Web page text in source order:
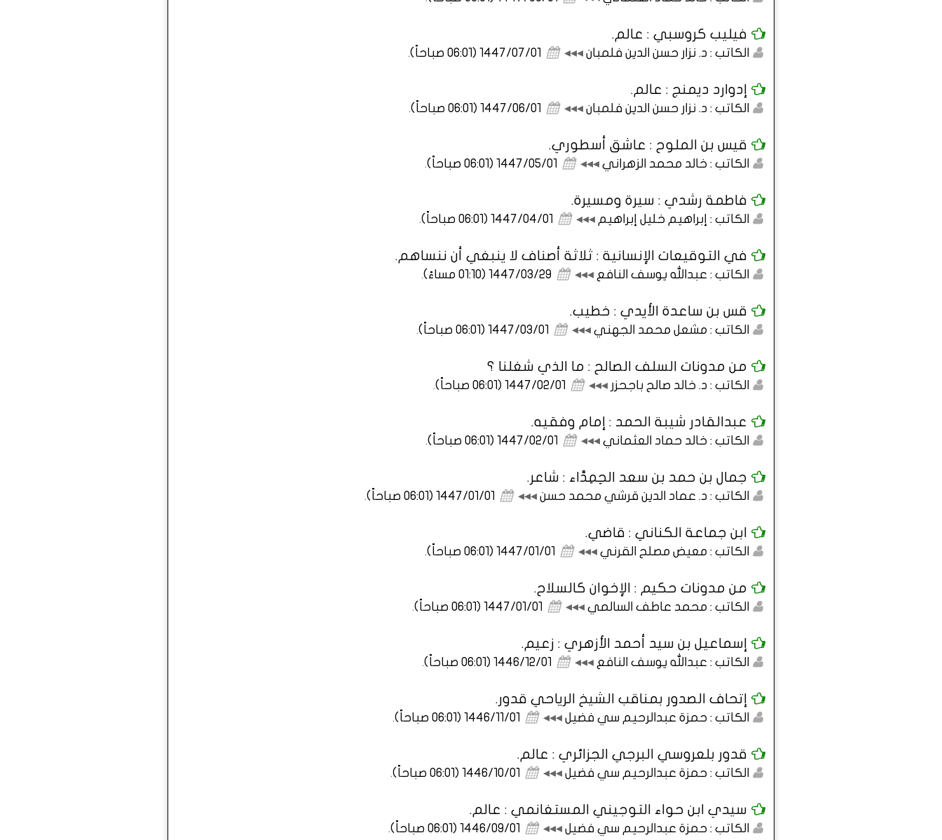
فيليب كروسبي : عالم.
الكاتب : د. نزار حسن الدين فلمبان ◂◂◂ 1447/07/01 (06:01 صباحاً) .
إدوارد ديمنج : عالم.
الكاتب : د. نزار حسن الدين فلمبان ◂◂◂ 1447/06/01 (06:01 صباحاً) .
قيس بن الملوح : عاشق أسطوري.
الكاتب : خالد محمد الزهراني ◂◂◂ 1447/05/01 (06:01 صباحاً) .
فاطمة رشدي : سيرة ومسيرة.
الكاتب : إبراهيم خليل إبراهيم ◂◂◂ 1447/04/01 (06:01 صباحاً) .
في التوقيعات الإنسانية : ثلاثة أصناف لا ينبغي أن ننساهم.
الكاتب : عبدالله يوسف النافع ◂◂◂ 1447/03/29 (01:10 مساءً) .
قس بن ساعدة الأيدي : خطيب.
الكاتب : مشعل محمد الجهني ◂◂◂ 1447/03/01 (06:01 صباحاً) .
من مدونات السلف الصالح : ما الذي شغلنا ؟
الكاتب : د. خالد صالح باجحزر ◂◂◂ 1447/02/01 (06:01 صباحاً) .
عبدالقادر شيبة الحمد : إمام وفقيه.
الكاتب : خالد حماد العثماني ◂◂◂ 1447/02/01 (06:01 صباحاً) .
جمال بن حمد بن سعد الحِمِدَّاء : شاعر.
الكاتب : د. عماد الدين قرشي محمد حسن ◂◂◂ 1447/01/01 (06:01 صباحاً) .
ابن جماعة الكناني : قاضي.
الكاتب : معيض مصلح القرني ◂◂◂ 1447/01/01 (06:01 صباحاً) .
من مدونات حكيم : الإخوان كالسلاح.
الكاتب : محمد عاطف السالمي ◂◂◂ 1447/01/01 (06:01 صباحاً) .
إسماعيل بن سيد أحمد الأزهري : زعيم.
الكاتب : عبدالله يوسف النافع ◂◂◂ 1446/12/01 (06:01 صباحاً) .
إتحاف الصدور بمناقب الشيخ الرياحي قدور.
الكاتب : حمزة عبدالرحيم سي فضيل ◂◂◂ 1446/11/01 (06:01 صباحاً) .
قدور بلعروسي البرجي الجزائري : عالم.
الكاتب : حمزة عبدالرحيم سي فضيل ◂◂◂ 1446/10/01 (06:01 صباحاً) .
سيدي ابن حواء التوجيني المستغانمي : عالم.
الكاتب : حمزة عبدالرحيم سي فضيل ◂◂◂ 1446/09/01 (06:01 صباحاً) .